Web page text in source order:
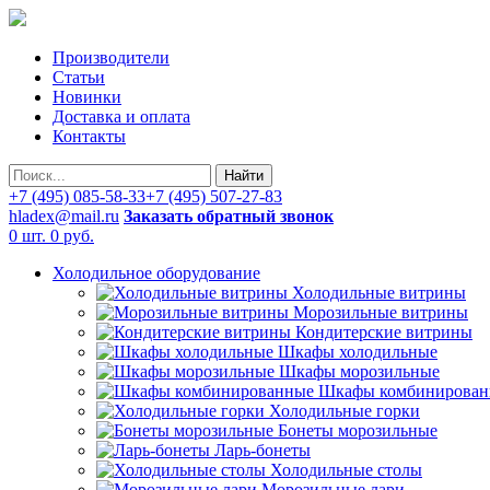
Производители
Статьи
Новинки
Доставка и оплата
Контакты
Найти
+7 (495) 085-58-33+7 (495) 507-27-83
hladex@mail.ru Заказать обратный звонок
0 шт. 0 руб.
Холодильное оборудование
Холодильные витрины
Морозильные витрины
Кондитерские витрины
Шкафы холодильные
Шкафы морозильные
Шкафы
Холодильные горки
Бонеты морозильные
Ларь-бонеты
Холодильные столы